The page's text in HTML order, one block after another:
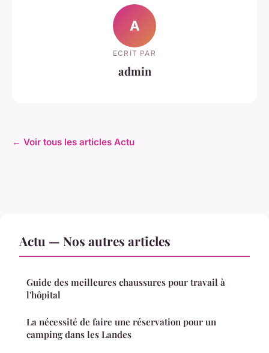
A
ECRIT PAR
admin
← Voir tous les articles Actu
Actu — Nos autres articles
Guide des meilleures chaussures pour travail à
l'hôpital
La nécessité de faire une réservation pour un
camping dans les Landes